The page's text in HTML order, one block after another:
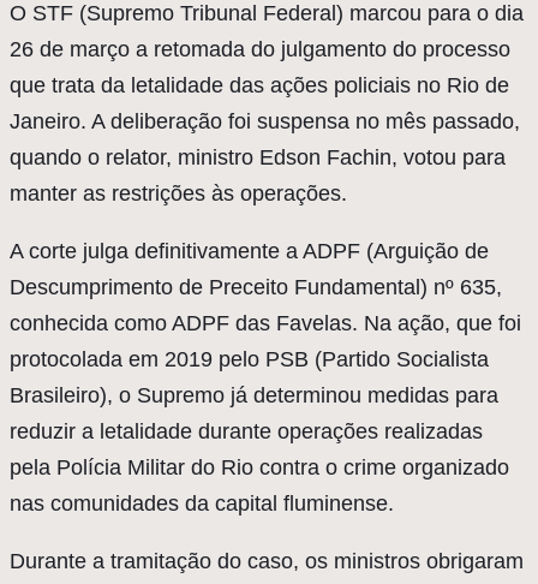
O STF (Supremo Tribunal Federal) marcou para o dia
26 de março a retomada do julgamento do processo
que trata da letalidade das ações policiais no Rio de
Janeiro. A deliberação foi suspensa no mês passado,
quando o relator, ministro Edson Fachin, votou para
manter as restrições às operações.
A corte julga definitivamente a ADPF (Arguição de
Descumprimento de Preceito Fundamental) nº 635,
conhecida como ADPF das Favelas. Na ação, que foi
protocolada em 2019 pelo PSB (Partido Socialista
Brasileiro), o Supremo já determinou medidas para
reduzir a letalidade durante operações realizadas
pela Polícia Militar do Rio contra o crime organizado
nas comunidades da capital fluminense.
Durante a tramitação do caso, os ministros obrigaram